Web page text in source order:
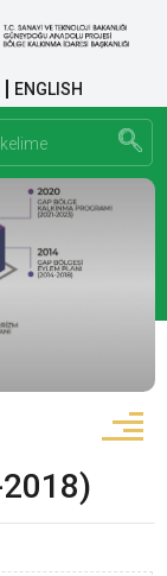
ENGLISH